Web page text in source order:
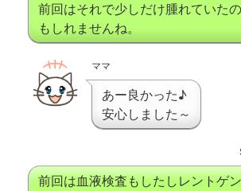
前回はそれで少しだけ腫れていた
もしれませんね。
ママ
あー良かった♪
安心しました～
前回は血液検査もしたしレントゲ